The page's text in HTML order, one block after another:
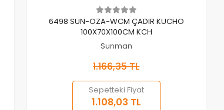
Sepete Ekle
6498 SUN-OZA-WCM ÇADIR KUCHO
100X70X100CM KCH
Sunman
1.166,35 TL
Sepetteki Fiyat
1.108,03 TL